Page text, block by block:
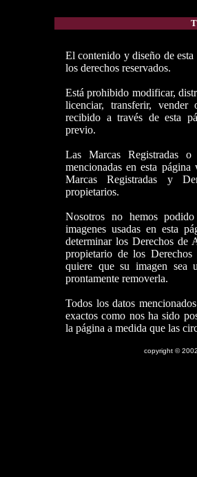
El contenido y diseño de
los derechos reservados.
Está prohibido modificar,
licenciar, transferir, vender
recibido a través de esta
previo.
Las Marcas Registradas
mencionadas en esta
Marcas Registradas y
propietarios.
Nosotros no hemos
imagenes usadas en esta
determinar los Derechos de
propietario de los
quiere que su imagen sea
prontamente removerla.
Todos los datos
exactos como nos ha sido
la página a medida que las
copyright ©